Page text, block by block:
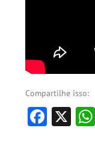
Compartilhe isso:
X